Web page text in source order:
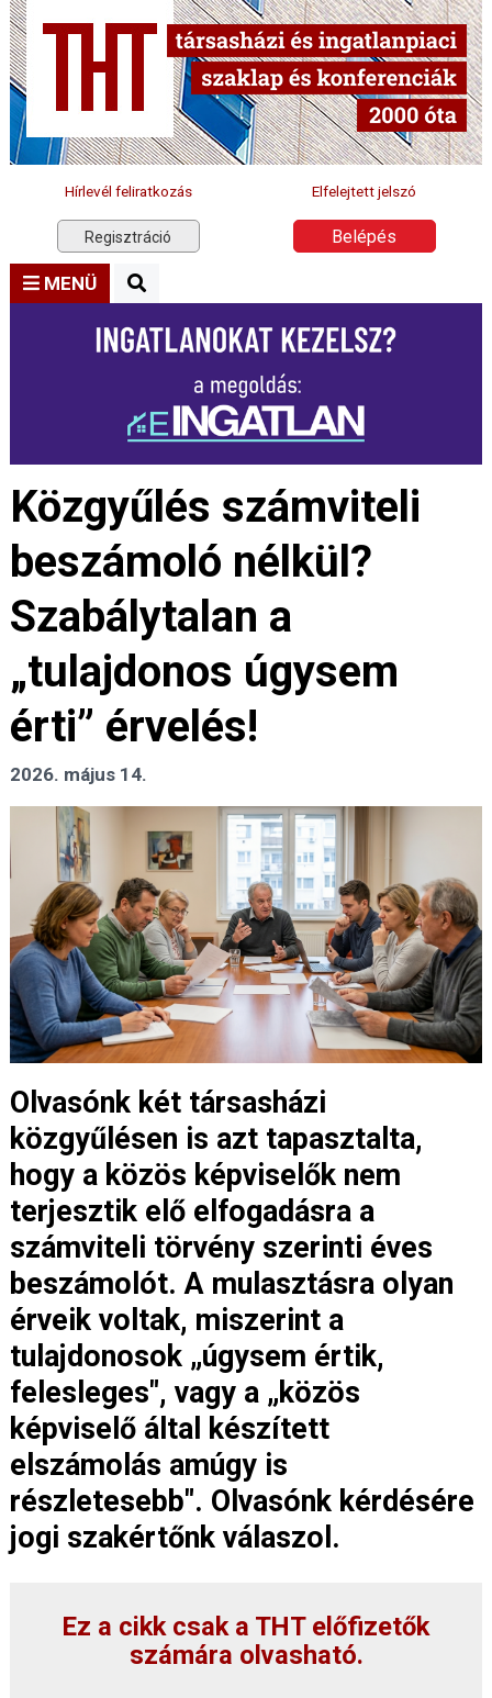
Hírlevél feliratkozás Elfelejtett jelszó
Regisztráció Belépés
MENÜ
Közgyűlés számviteli
beszámoló nélkül?
Szabálytalan a
„tulajdonos úgysem
érti” érvelés!
2026. május 14.
Olvasónk két társasházi
közgyűlésen is azt tapasztalta,
hogy a közös képviselők nem
terjesztik elő elfogadásra a
számviteli törvény szerinti éves
beszámolót. A mulasztásra olyan
érveik voltak, miszerint a
tulajdonosok „úgysem értik,
felesleges", vagy a „közös
képviselő által készített
elszámolás amúgy is
részletesebb". Olvasónk kérdésére
jogi szakértőnk válaszol.
Ez a cikk csak a THT előfizetők
számára olvasható.